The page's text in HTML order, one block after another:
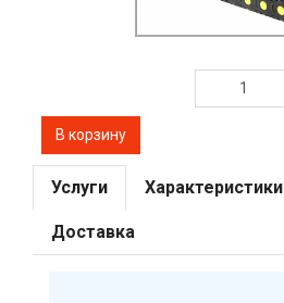
Услуги Характеристики
Доставка